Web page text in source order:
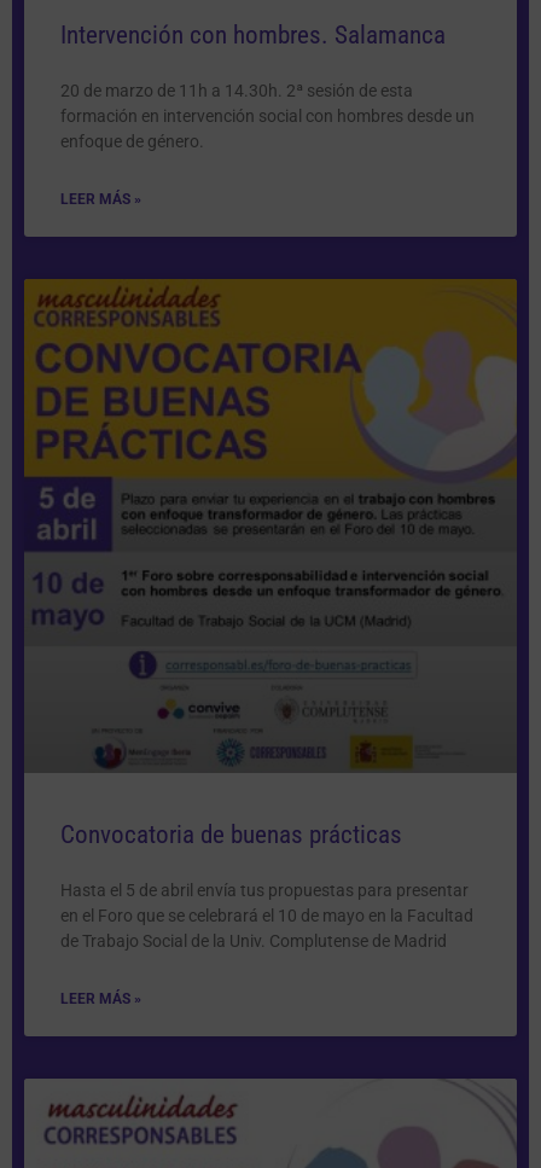
Intervención con hombres. Salamanca
20 de marzo de 11h a 14.30h. 2ª sesión de esta
formación en intervención social con hombres desde un
enfoque de género.
LEER MÁS »
Convocatoria de buenas prácticas
Hasta el 5 de abril envía tus propuestas para presentar
en el Foro que se celebrará el 10 de mayo en la Facultad
de Trabajo Social de la Univ. Complutense de Madrid
LEER MÁS »